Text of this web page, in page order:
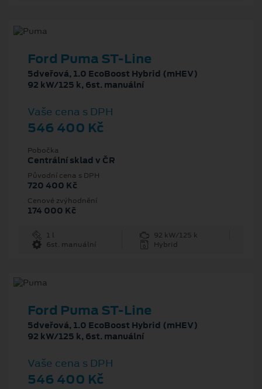
Ford Puma ST-Line
5dveřová, 1.0 EcoBoost Hybrid (mHEV)
92 kW/125 k, 6st. manuální
Vaše cena s DPH
546 400 Kč
Pobočka
Centrální sklad v ČR
Původní cena s DPH
720 400 Kč
Cenové zvýhodnění
174 000 Kč
1 l
92 kW/125 k
6st. manuální
Hybrid
Ford Puma ST-Line
5dveřová, 1.0 EcoBoost Hybrid (mHEV)
92 kW/125 k, 6st. manuální
Vaše cena s DPH
546 400 Kč